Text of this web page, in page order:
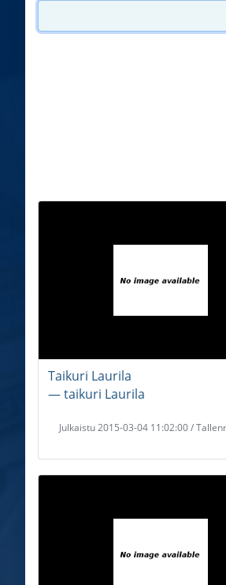
Taikuri Laurila
― taikuri Laurila
Julkaistu 2015-03-04 11:02:00 /